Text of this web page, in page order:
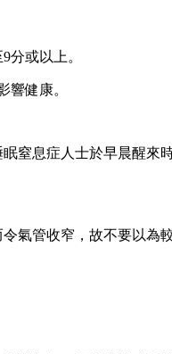
分或以上。
響健康。
窒息症人士於早晨醒來
氣管收窄，故不要以為